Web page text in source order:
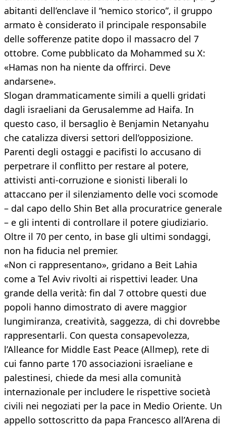
abitanti dell’enclave il “nemico storico”, il gruppo
armato è considerato il principale responsabile
delle sofferenze patite dopo il massacro del 7
ottobre. Come pubblicato da Mohammed su X:
«Hamas non ha niente da offrirci. Deve
andarsene».
Slogan drammaticamente simili a quelli gridati
dagli israeliani da Gerusalemme ad Haifa. In
questo caso, il bersaglio è Benjamin Netanyahu
che catalizza diversi settori dell’opposizione.
Parenti degli ostaggi e pacifisti lo accusano di
perpetrare il conflitto per restare al potere,
attivisti anti-corruzione e sionisti liberali lo
attaccano per il silenziamento delle voci scomode
– dal capo dello Shin Bet alla procuratrice generale
– e gli intenti di controllare il potere giudiziario.
Oltre il 70 per cento, in base gli ultimi sondaggi,
non ha fiducia nel premier.
«Non ci rappresentano», gridano a Beit Lahia
come a Tel Aviv rivolti ai rispettivi leader. Una
grande della verità: fin dal 7 ottobre questi due
popoli hanno dimostrato di avere maggior
lungimiranza, creatività, saggezza, di chi dovrebbe
rappresentarli. Con questa consapevolezza,
l’Alleance for Middle East Peace (Allmep), rete di
cui fanno parte 170 associazioni israeliane e
palestinesi, chiede da mesi alla comunità
internazionale per includere le rispettive società
civili nei negoziati per la pace in Medio Oriente. Un
appello sottoscritto da papa Francesco all’Arena di